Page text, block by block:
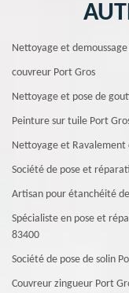
Nettoyage et
couvreur Port Gros
Nettoyage et pose de
Peinture sur tuile Port
Nettoyage et Ravalement
Société de pose et
Artisan pour étanchéité
Spécialiste en pose et
83400
Société de pose de solin
Couvreur zingueur Port